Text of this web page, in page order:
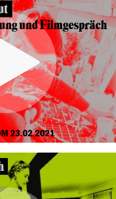
und Filmgespräch
23.02.2021